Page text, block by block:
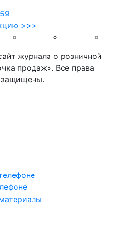
>>>
журнала о розничной
продаж». Все права
защищены.